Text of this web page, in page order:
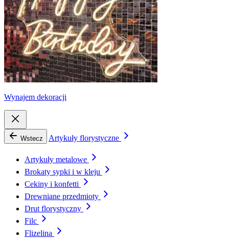
Wynajem dekoracji
Wstecz Artykuły florystyczne
Artykuły metalowe
Brokaty sypki i w kleju
Cekiny i konfetti
Drewniane przedmioty
Drut florystyczny
Filc
Flizelina